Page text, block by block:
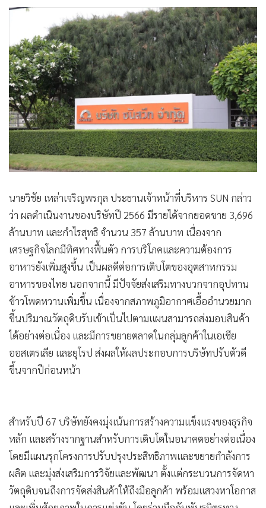
• วิทยาศาสตร์
หุ้น
• อินโดจีน
• กองทุนรวม
• Celeb Online
• Factcheck
• ญี่ปุ่น
• News1
• Gotomanager
นายวิชัย เหล่าเจริญพรกุล ประธานเจ้าหน้าที่บริหาร SUN กล่าว
ว่า ผลดำเนินงานของบริษัทปี 2566 มีรายได้จากยอดขาย 3,696
ล้านบาท และกำไรสุทธิ จำนวน 357 ล้านบาท เนื่องจาก
เศรษฐกิจโลกมีทิศทางฟื้นตัว การบริโภคและความต้องการ
อาหารยังเพิ่มสูงขึ้น เป็นผลดีต่อการเติบโตของอุตสาหกรรม
อาหารของไทย นอกจากนี้ มีปัจจัยส่งเสริมทางบวกจากอุปทาน
ข้าวโพดหวานเพิ่มขึ้น เนื่องจากสภาพภูมิอากาศเอื้ออำนวยมาก
ขึ้นปริมาณวัตถุดิบรับเข้าเป็นไปตามแผนสามารถส่งมอบสินค้า
ได้อย่างต่อเนื่อง และมีการขยายตลาดในกลุ่มลูกค้าในเอเชีย
ออสเตรเลีย และยุโรป ส่งผลให้ผลประกอบการบริษัทปรับตัวดี
ขึ้นจากปีก่อนหน้า
สำหรับปี 67 บริษัทยังคงมุ่งเน้นการสร้างความแข็งแรงของธุรกิจ
หลัก และสร้างรากฐานสำหรับการเติบโตในอนาคตอย่างต่อเนื่อง
โดยมีแผนรุกโครงการปรับปรุงประสิทธิภาพและขยายกำลังการ
ผลิต และมุ่งส่งเสริมการวิจัยและพัฒนา ตั้งแต่กระบวนการจัดหา
วัตถุดิบจนถึงการจัดส่งสินค้าให้ถึงมือลูกค้า พร้อมแสวงหาโอกาส